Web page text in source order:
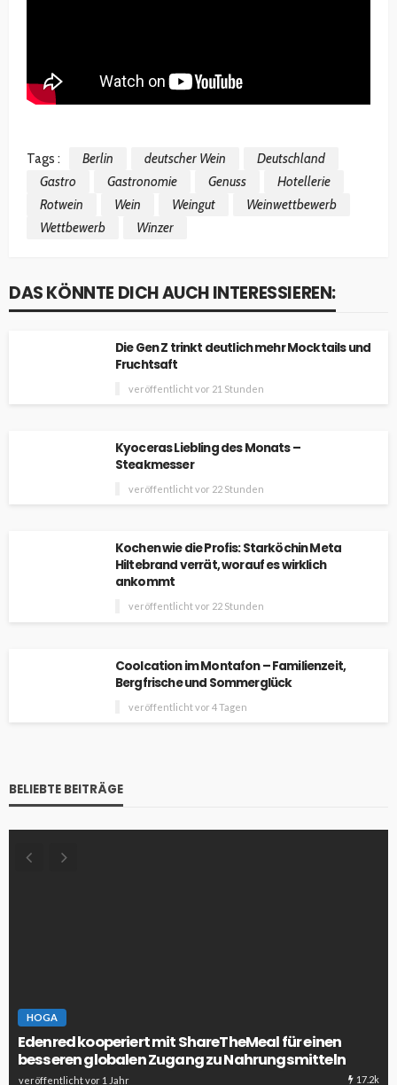
Tags : Berlin deutscher Wein
Deutschland
Gastro
Gastronomie Genuss
Hotellerie
Rotwein
Wein Weingut
Weinwettbewerb
Wettbewerb
Winzer
DAS KÖNNTE DICH AUCH INTERESSIEREN:
Die Gen Z trinkt deutlich mehr Mocktails und
Fruchtsaft
veröffentlicht vor 21 Stunden
Kyoceras Liebling des Monats –
Steakmesser
veröffentlicht vor 22 Stunden
Kochen wie die Profis: Starköchin Meta
Hiltebrand verrät, worauf es wirklich
ankommt
veröffentlicht vor 22 Stunden
Coolcation im Montafon – Familienzeit,
Bergfrische und Sommerglück
veröffentlicht vor 4 Tagen
BELIEBTE BEITRÄGE
HOGA
Edenred kooperiert mit ShareTheMeal für einen
besseren globalen Zugang zu Nahrungsmitteln
veröffentlicht vor 1 Jahr 17.2k